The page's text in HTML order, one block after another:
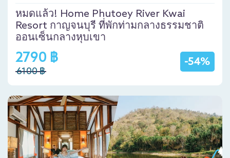
หมดแล้ว! Home Phutoey River Kwai
Resort กาญจนบุรี ที่พักท่ามกลางธรรมชาติ
ออนเซ็นกลางหุบเขา
-54%
2790 ฿
6100 ฿